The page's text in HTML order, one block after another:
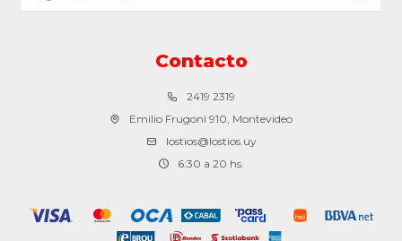
Contacto
2419 2319
Emilio Frugoni 910, Montevideo
lostios@lostios.uy
6:30 a 20 hs.